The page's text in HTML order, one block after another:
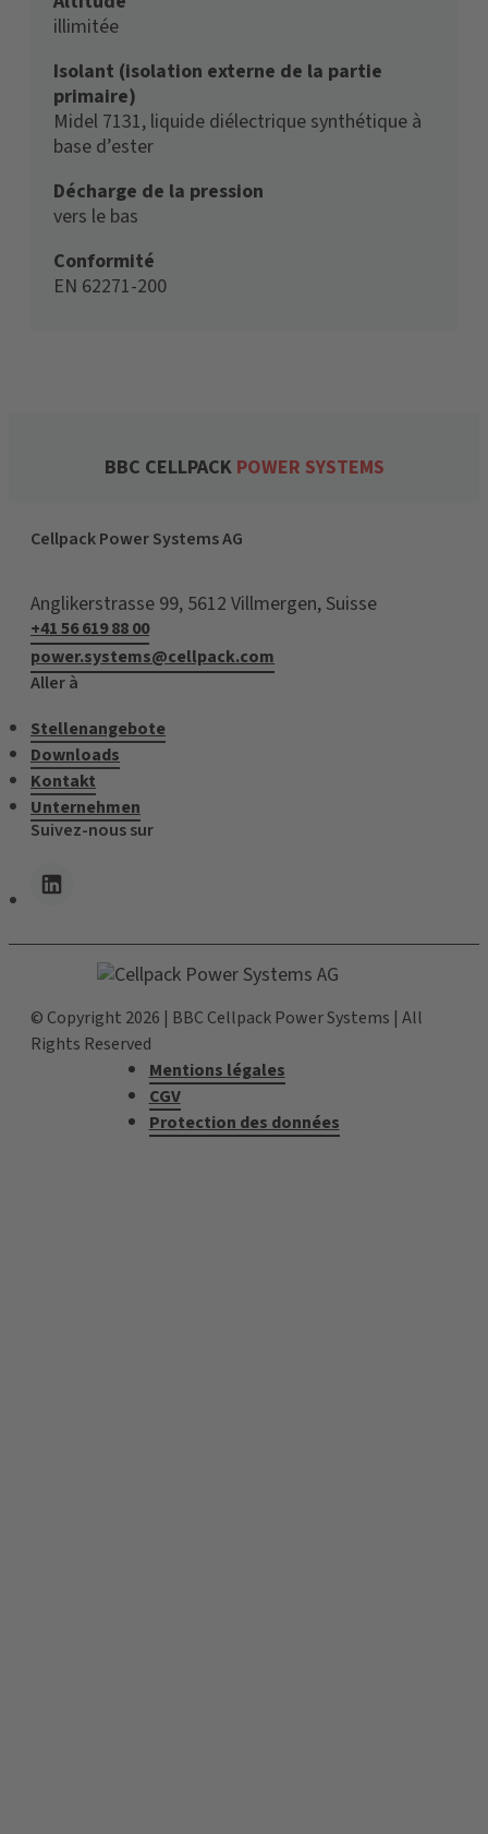
illimitée
Isolant (isolation externe de la partie
primaire)
Midel 7131, liquide diélectrique synthétique à
base d’ester
Décharge de la pression
vers le bas
Conformité
EN 62271-200
BBC CELLPACK POWER SYSTEMS
Cellpack Power Systems AG
Anglikerstrasse 99, 5612 Villmergen, Suisse
+41 56 619 88 00
power.systems@cellpack.com
Aller à
Stellenangebote
Downloads
Kontakt
Unternehmen
Suivez-nous sur
© Copyright 2026 | BBC Cellpack Power Systems | All
Rights Reserved
Mentions légales
CGV
Protection des données